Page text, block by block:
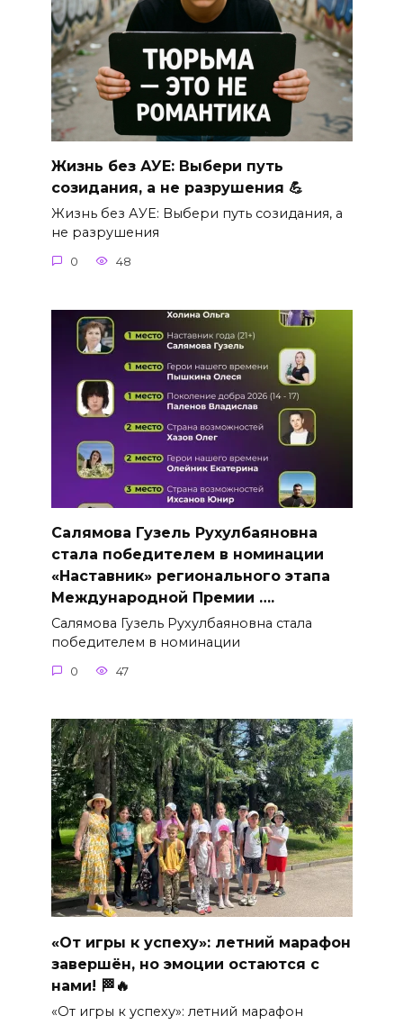
Жизнь без АУЕ: Выбери путь
созидания, а не разрушения 💪
Жизнь без АУЕ: Выбери путь созидания, а
не разрушения
0 48
Салямова Гузель Рухулбаяновна
стала победителем в номинации
«Наставник» регионального этапа
Международной Премии ….
Салямова Гузель Рухулбаяновна стала
победителем в номинации
0 47
«От игры к успеху»: летний марафон
завершён, но эмоции остаются с
нами! 🏁🔥
«От игры к успеху»: летний марафон